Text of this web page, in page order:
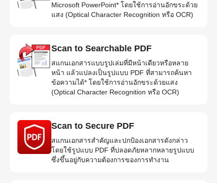
Microsoft PowerPoint* โดยใช้การอ่านอักขระด้วย
แสง (Optical Character Recognition หรือ OCR)
Scan to Searchable PDF
สแกนเอกสารแบบรูปเล่มที่มีหน้าเดียวหรือหลาย
หน้า แล้วแปลงเป็นรูปแบบ PDF ที่สามารถค้นหา
ข้อความได้* โดยใช้การอ่านอักขระด้วยแสง
(Optical Character Recognition หรือ OCR)
Scan to Secure PDF
สแกนเอกสารสำคัญและปกป้องเอกสารดังกล่าว
โดยใช้รูปแบบ PDF ที่ปลอดภัยหลากหลายรูปแบบ
ซึ่งขึ้นอยู่กับความต้องการของการทำงาน